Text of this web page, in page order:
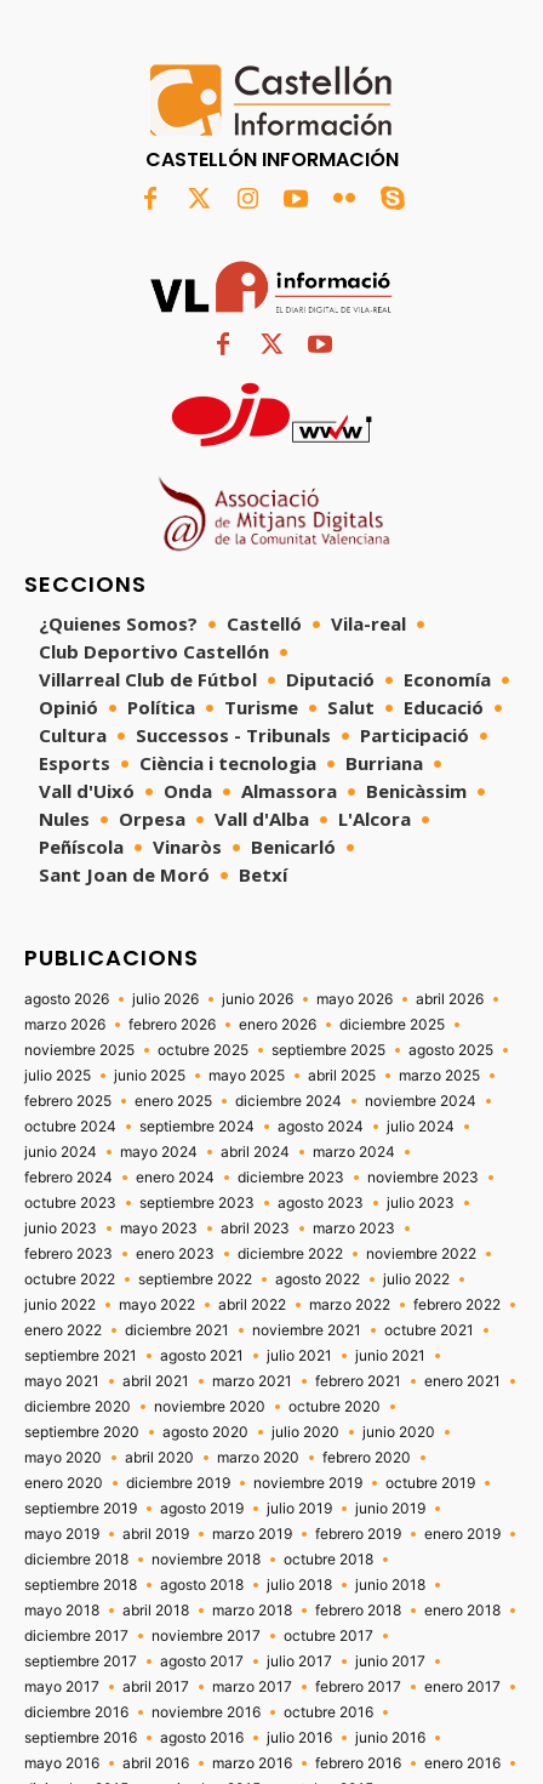
CASTELLÓN INFORMACIÓN
SECCIONS
¿Quienes Somos? Castelló
Vila-real
Club Deportivo Castellón
Villarreal Club de Fútbol
Diputació
Economía
Opinió
Política Turisme Salut
Educació
Cultura
Successos - Tribunals
Participació
Esports
Ciència i tecnologia
Burriana
Vall d'Uixó
Onda Almassora
Benicàssim
Nules
Orpesa Vall d'Alba
L'Alcora
Peñíscola
Vinaròs
Benicarló
Sant Joan de Moró
Betxí
PUBLICACIONS
agosto 2026 julio 2026 junio 2026 mayo 2026
abril 2026
marzo 2026
febrero 2026 enero 2026
diciembre 2025
noviembre 2025
octubre 2025 septiembre 2025
agosto 2025
julio 2025
junio 2025 mayo 2025 abril 2025
marzo 2025
febrero 2025
enero 2025 diciembre 2024
noviembre 2024
octubre 2024
septiembre 2024 agosto 2024
julio 2024
junio 2024
mayo 2024 abril 2024
marzo 2024
febrero 2024
enero 2024 diciembre 2023
noviembre 2023
octubre 2023
septiembre 2023 agosto 2023
julio 2023
junio 2023
mayo 2023 abril 2023
marzo 2023
febrero 2023
enero 2023 diciembre 2022
noviembre 2022
octubre 2022
septiembre 2022 agosto 2022
julio 2022
junio 2022
mayo 2022 abril 2022 marzo 2022
febrero 2022
enero 2022
diciembre 2021 noviembre 2021
octubre 2021
septiembre 2021
agosto 2021 julio 2021
junio 2021
mayo 2021
abril 2021 marzo 2021 febrero 2021
enero 2021
diciembre 2020
noviembre 2020
octubre 2020
septiembre 2020
agosto 2020 julio 2020
junio 2020
mayo 2020
abril 2020 marzo 2020
febrero 2020
enero 2020
diciembre 2019 noviembre 2019
octubre 2019
septiembre 2019
agosto 2019 julio 2019
junio 2019
mayo 2019
abril 2019 marzo 2019 febrero 2019
enero 2019
diciembre 2018
noviembre 2018
octubre 2018
septiembre 2018
agosto 2018 julio 2018
junio 2018
mayo 2018
abril 2018 marzo 2018 febrero 2018
enero 2018
diciembre 2017
noviembre 2017
octubre 2017
septiembre 2017
agosto 2017 julio 2017
junio 2017
mayo 2017
abril 2017 marzo 2017 febrero 2017
enero 2017
diciembre 2016
noviembre 2016
octubre 2016
septiembre 2016
agosto 2016 julio 2016
junio 2016
mayo 2016
abril 2016 marzo 2016 febrero 2016
enero 2016